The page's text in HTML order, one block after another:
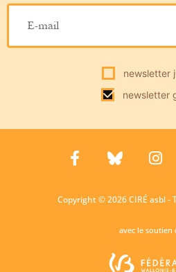
newsletter
newsletter
Copyright © 2026 CIRÉ asbl -
avec le soutien